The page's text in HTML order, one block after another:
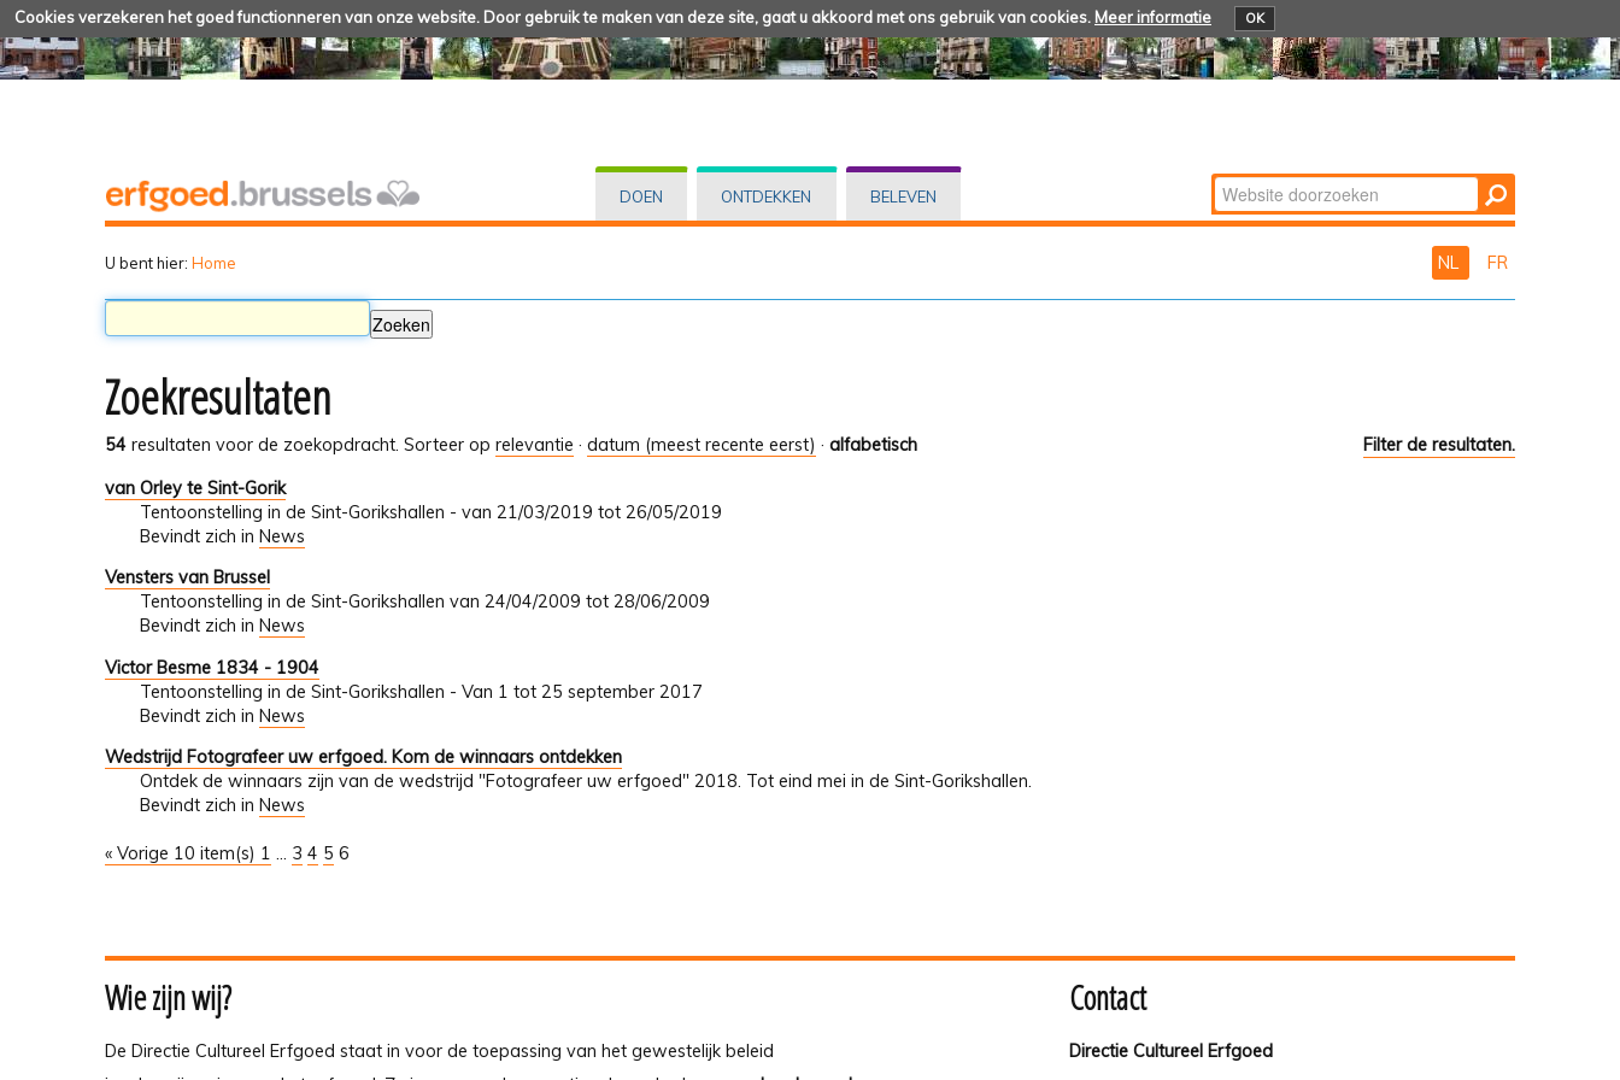
Cookies verzekeren het goed functionneren van onze website. Door gebruik te maken van deze site, gaat u akkoord met ons gebruik van cookies. Meer informatie OK
DOEN ONTDEKKEN BELEVEN Zoek
Geavanceerd
U bent hier: Home NL FR
Zoekresultaten
54 resultaten voor de zoekopdracht. Filter de resultaten.
Sorteer op relevantie · datum (meest recente eerst) · alfabetisch
van Orley te Sint-Gorik
Tentoonstelling in de Sint-Gorikshallen - van 21/03/2019 tot 26/05/2019
Bevindt zich in News
Vensters van Brussel
Tentoonstelling in de Sint-Gorikshallen van 24/04/2009 tot 28/06/2009
Bevindt zich in News
Victor Besme 1834 - 1904
Tentoonstelling in de Sint-Gorikshallen - Van 1 tot 25 september 2017
Bevindt zich in News
Wedstrijd Fotografeer uw erfgoed. Kom de winnaars ontdekken
Ontdek de winnaars zijn van de wedstrijd "Fotografeer uw erfgoed" 2018. Tot eind mei in de Sint-Gorikshallen.
Bevindt zich in News
« Vorige 10 item(s) 1 ... 3 4 5 6
Wie zijn wij?
De Directie Cultureel Erfgoed staat in voor de toepassing van het gewestelijk beleid
Contact
Directie Cultureel Erfgoed